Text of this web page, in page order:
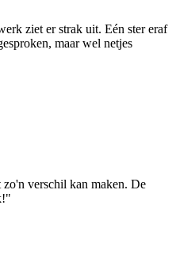
ziet er strak uit. Eén ster eraf
maar wel netjes
verschil kan maken. De
"